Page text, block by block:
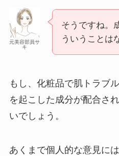
元美容部員サ
キ
そうですね。
ういうことは
もし、化粧品で肌トラブ
を起こした成分が配合さ
いでしょう。
あくまで個人的な意見に